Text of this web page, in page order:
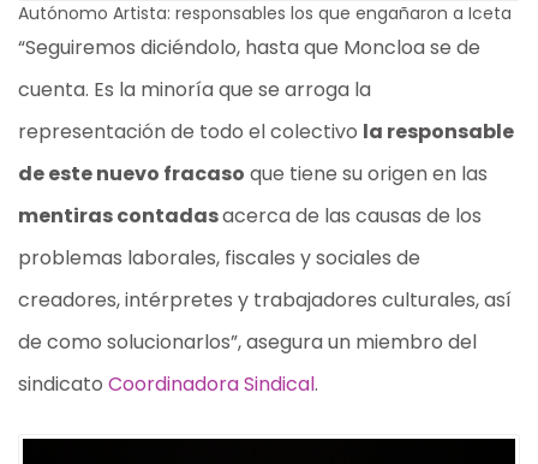
Autónomo Artista: responsables los que engañaron a Iceta
“Seguiremos diciéndolo, hasta que Moncloa se de
cuenta. Es la minoría que se arroga la
representación de todo el colectivo la responsable
de este nuevo fracaso que tiene su origen en las
mentiras contadasacerca de las causas de los
problemas laborales, fiscales y sociales de
creadores, intérpretes y trabajadores culturales, así
de como solucionarlos”, asegura un miembro del
sindicatoCoordinadora Sindical.